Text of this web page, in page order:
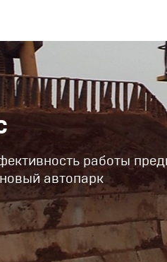
работы
автопарк